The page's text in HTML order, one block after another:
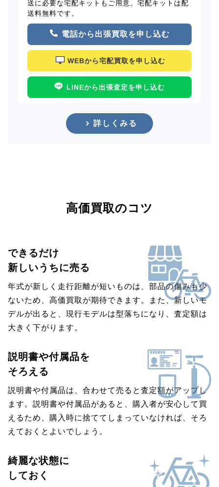
送に必要な宅配キットもご用意。宅配キットは配
送料無料です。
電話から出張買取を申し込む
WEBから宅配買取を申し込む
LINEから出張査定を申し込む
詳しくみる
高価買取のコツ
できるだけ
新しいうちに売る
年式が新しく走行距離が短いものは、部品の傷みも少
ないため、高価買取が期待できます。また、新しいモ
デルが出ると、現行モデルは型落ちになり、査定額は
大きく下がります。
説明書や付属品を
そろえる
説明書や付属品は、合わせて売ると査定額がアップし
ます。説明書や付属品があると、購入者が安心して買
えるため、購入時に捨ててしまっていなければ、そろ
えておくとよいでしょう。
綺麗な状態に
しておく